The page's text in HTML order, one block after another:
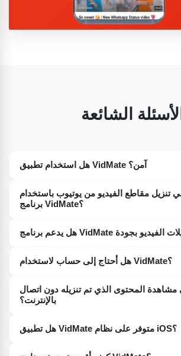
الأسئلة الشائعة
هل استخدام تطبيق VidMate آمن؟
تنزيل مقاطع الفيديو من يوتيوب باستخدام
برنامج VidMate؟
نعم. يمكنك اختيار دقة الفيديو من SD إلى HD و 4K، وذلك حسب
هل أحتاج إلى حساب لاستخدام VidMate؟
المحتوى الذي تم تنزيله دون اتصال
بالإنترنت؟
متاحة دون اتصال بالإنترنت. هذه ميزة رائعة
هل تطبيق VidMate متوفر على نظام iOS؟